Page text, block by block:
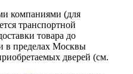
компаниями (для
транспортной
товара до
в пределах Москвы
дверей (см.